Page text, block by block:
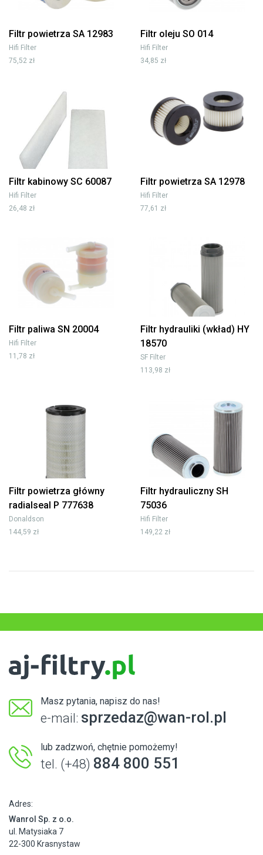
Filtr powietrza SA 12983
Hifi Filter
75,52 zł
Filtr oleju SO 014
Hifi Filter
34,85 zł
Filtr kabinowy SC 60087
Hifi Filter
26,48 zł
Filtr powietrza SA 12978
Hifi Filter
77,61 zł
Filtr paliwa SN 20004
Hifi Filter
11,78 zł
Filtr hydrauliki (wkład) HY
18570
SF Filter
113,98 zł
Filtr powietrza główny
radialseal P 777638
Donaldson
144,59 zł
Filtr hydrauliczny SH
75036
Hifi Filter
149,22 zł
Masz pytania, napisz do nas!
e-mail: sprzedaz@wan-rol.pl
lub zadzwoń, chętnie pomożemy!
tel. (+48) 884 800 551
Adres:
Wanrol Sp. z o.o.
ul. Matysiaka 7
22-300 Krasnystaw